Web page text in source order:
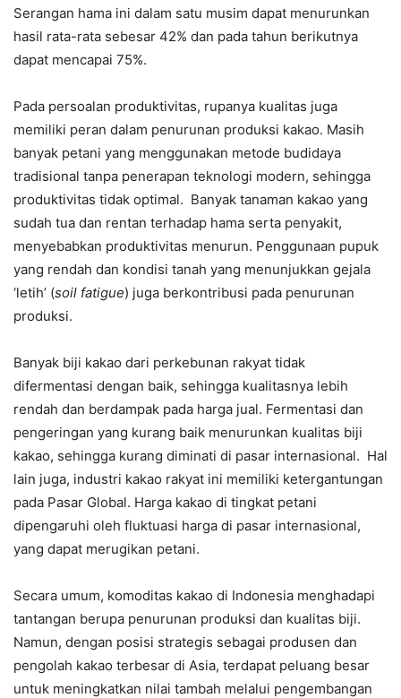
Serangan hama ini dalam satu musim dapat menurunkan
hasil rata-rata sebesar 42% dan pada tahun berikutnya
dapat mencapai 75%.
Pada persoalan produktivitas, rupanya kualitas juga
memiliki peran dalam penurunan produksi kakao. Masih
banyak petani yang menggunakan metode budidaya
tradisional tanpa penerapan teknologi modern, sehingga
produktivitas tidak optimal. Banyak tanaman kakao yang
sudah tua dan rentan terhadap hama serta penyakit,
menyebabkan produktivitas menurun. Penggunaan pupuk
yang rendah dan kondisi tanah yang menunjukkan gejala
‘letih’ (soil fatigue) juga berkontribusi pada penurunan
produksi.
Banyak biji kakao dari perkebunan rakyat tidak
difermentasi dengan baik, sehingga kualitasnya lebih
rendah dan berdampak pada harga jual. Fermentasi dan
pengeringan yang kurang baik menurunkan kualitas biji
kakao, sehingga kurang diminati di pasar internasional. Hal
lain juga, industri kakao rakyat ini memiliki ketergantungan
pada Pasar Global. Harga kakao di tingkat petani
dipengaruhi oleh fluktuasi harga di pasar internasional,
yang dapat merugikan petani.
Secara umum, komoditas kakao di Indonesia menghadapi
tantangan berupa penurunan produksi dan kualitas biji.
Namun, dengan posisi strategis sebagai produsen dan
pengolah kakao terbesar di Asia, terdapat peluang besar
untuk meningkatkan nilai tambah melalui pengembangan